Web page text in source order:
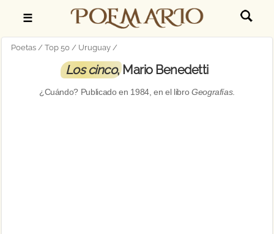
☰
Poetas Top 50 Uruguay
Los cinco, Mario Benedetti
¿Cuándo? Publicado en 1984, en el libroGeografías.